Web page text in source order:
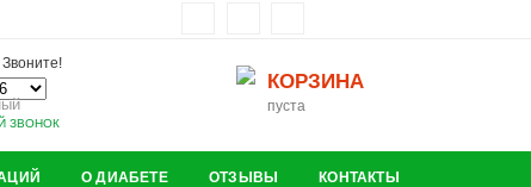
ЗВОНОК
КОРЗИНА
пуста
О ДИАБЕТЕ ОТЗЫВЫ КОНТАКТЫ